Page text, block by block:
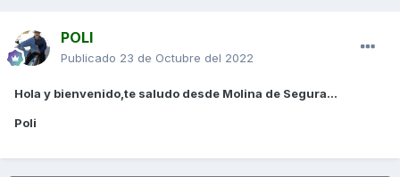
POLI
Publicado 23 de Octubre del 2022
Hola y bienvenido,te saludo desde Molina de Segura...
Poli